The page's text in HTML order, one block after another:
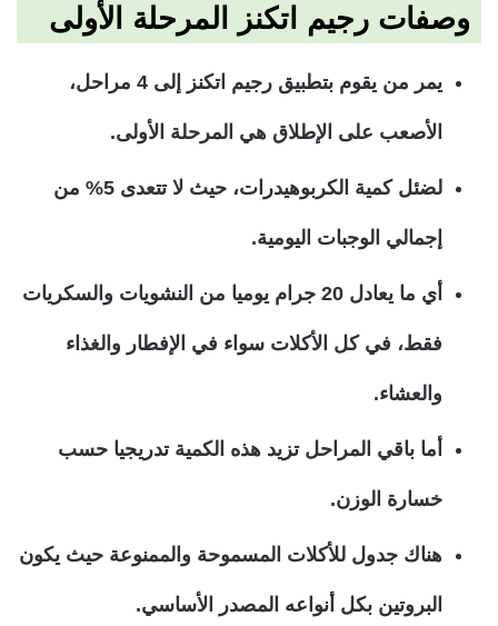
وصفات رجيم اتكنز المرحلة الأولى
يمر من يقوم بتطبيق رجيم اتكنز إلى 4 مراحل،
الأصعب على الإطلاق هي المرحلة الأولى.
لضئل كمية الكربوهيدرات، حيث لا تتعدى 5% من
إجمالي الوجبات اليومية.
أي ما يعادل 20 جرام يوميا من النشويات والسكريات
فقط، في كل الأكلات سواء في الإفطار والغذاء
والعشاء.
أما باقي المراحل تزيد هذه الكمية تدريجيا حسب
خسارة الوزن.
هناك جدول للأكلات المسموحة والممنوعة حيث يكون
البروتين بكل أنواعه المصدر الأساسي.